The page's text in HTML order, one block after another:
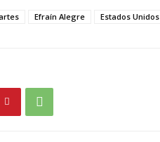
Efraín Alegre Estados Unidos